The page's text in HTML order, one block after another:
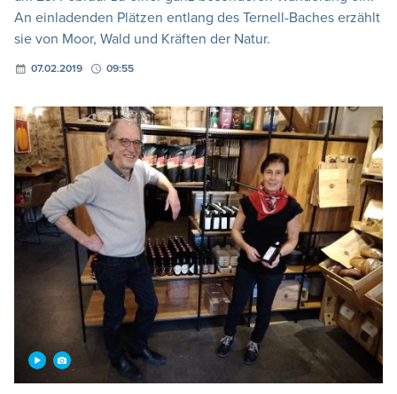
An einladenden Plätzen entlang des Ternell-Baches erzählt
sie von Moor, Wald und Kräften der Natur.
07.02.2019 09:55